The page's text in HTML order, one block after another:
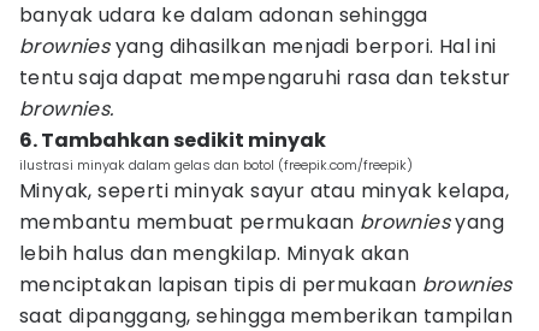
banyak udara ke dalam adonan sehingga
browniesyang dihasilkan menjadi berpori. Hal ini
tentu saja dapat mempengaruhi rasa dan tekstur
brownies.
6. Tambahkan sedikit minyak
ilustrasi minyak dalam gelas dan botol (freepik.com/freepik)
Minyak, seperti minyak sayur atau minyak kelapa,
membantu membuat permukaan browniesyang
lebih halus dan mengkilap. Minyak akan
menciptakan lapisan tipis di permukaan brownies
saat dipanggang, sehingga memberikan tampilan